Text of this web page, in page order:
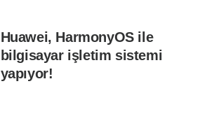
Huawei, HarmonyOS ile
bilgisayar işletim sistemi
yapıyor!